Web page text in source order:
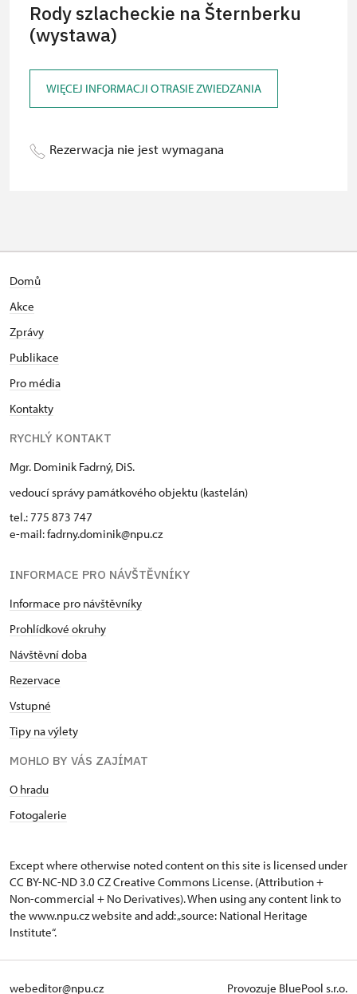
Rody szlacheckie na Šternberku
(wystawa)
WIĘCEJ INFORMACJI O TRASIE ZWIEDZANIA
Rezerwacja nie jest wymagana
Domů
Akce
Zprávy
Publikace
Pro média
Kontakty
RYCHLÝ KONTAKT
Mgr. Dominik Fadrný, DiS.
vedoucí správy památkového objektu (kastelán)
tel.: 775 873 747
e-mail: fadrny.dominik@npu.cz
INFORMACE PRO NÁVŠTĚVNÍKY
Informace pro návštěvníky
Prohlídkové okruhy
Návštěvní doba
Rezervace
Vstupné
Tipy na výlety
MOHLO BY VÁS ZAJÍMAT
O hradu
Fotogalerie
Except where otherwise noted content on this site is licensed under
CC BY-NC-ND 3.0 CZCreative Commons License. (Attribution +
Non-commercial + No Derivatives). When using any content link to
the www.npu.cz website and add: „source: National Heritage
Institute“.
webeditor@npu.cz Provozuje BluePool s.r.o.